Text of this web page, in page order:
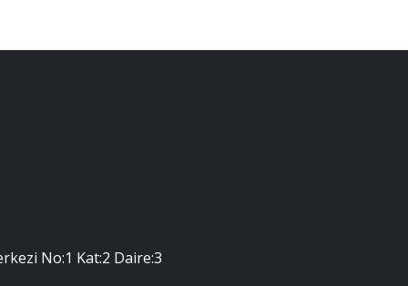
No:1 Kat:2 Daire:3